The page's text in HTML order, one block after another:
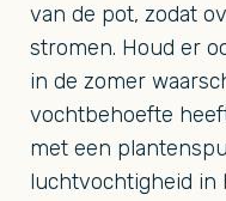
van de pot, zodat
stromen. Houd er
in de zomer
vochtbehoefte
met een
luchtvochtigheid in